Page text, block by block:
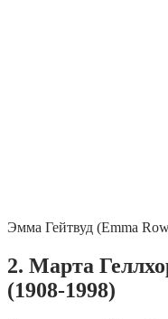
Эмма Гейтвуд (Emma
2. Марта
(1908-1998)